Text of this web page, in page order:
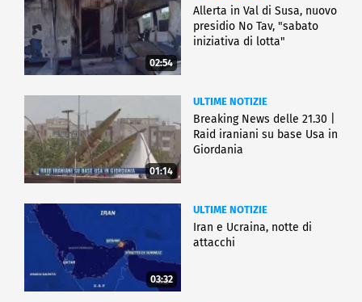
02:54
Allerta in Val di Susa, nuovo
presidio No Tav, "sabato
iniziativa di lotta"
01:14
ULTIME NOTIZIE
Breaking News delle 21.30 |
Raid iraniani su base Usa in
Giordania
03:32
ULTIME NOTIZIE
Iran e Ucraina, notte di
attacchi